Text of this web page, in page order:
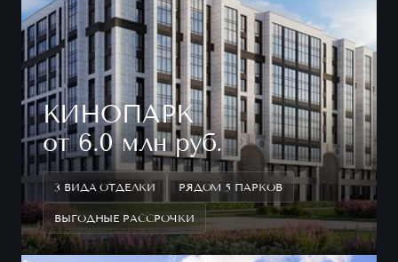
КИНОПАРК
от 6.0 млн руб.
3 ВИДА ОТДЕЛКИ РЯДОМ 5 ПАРКОВ
ВЫГОДНЫЕ РАССРОЧКИ